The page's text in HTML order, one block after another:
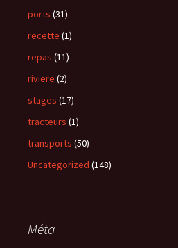
ports (31)
recette (1)
repas (11)
riviere (2)
stages (17)
tracteurs (1)
transports (50)
Uncategorized (148)
Méta